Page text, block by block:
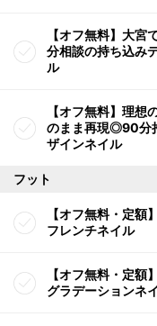
【オフ無料】大宮
分相談の持ち込み
ル
【オフ無料】理想
のまま再現◎90分
ザインネイル
フット
【オフ無料・定額
フレンチネイル
【オフ無料・定額
グラデーションネ